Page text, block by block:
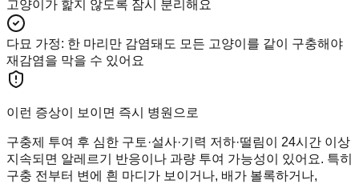
고양이가 핥지 않도록 잠시 분리해요
다묘 가정: 한 마리만 감염돼도 모든 고양이를 같이 구충해야
재감염을 막을 수 있어요
이런 증상이 보이면 즉시 병원으로
구충제 투여 후 심한 구토·설사·기력 저하·떨림이 24시간 이상
지속되면 알레르기 반응이나 과량 투여 가능성이 있어요. 특히
구충 전부터 변에 흰 마디가 보이거나, 배가 볼록하거나,